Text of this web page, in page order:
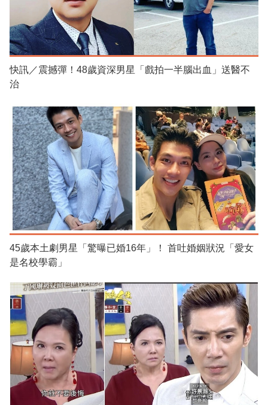
快訊／震撼彈！48歲資深男星「戲拍一半腦出血」送醫不
治
45歲本土劇男星「驚曝已婚16年」！ 首吐婚姻狀況「愛女
是名校學霸」